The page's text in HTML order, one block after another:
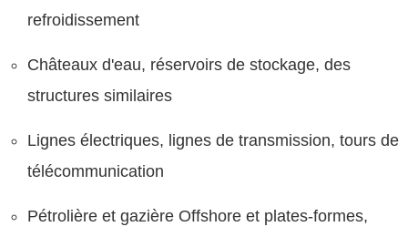
refroidissement
Châteaux d'eau, réservoirs de stockage, des
structures similaires
Lignes électriques, lignes de transmission, tours de
télécommunication
Pétrolière et gazière Offshore et plates-formes,